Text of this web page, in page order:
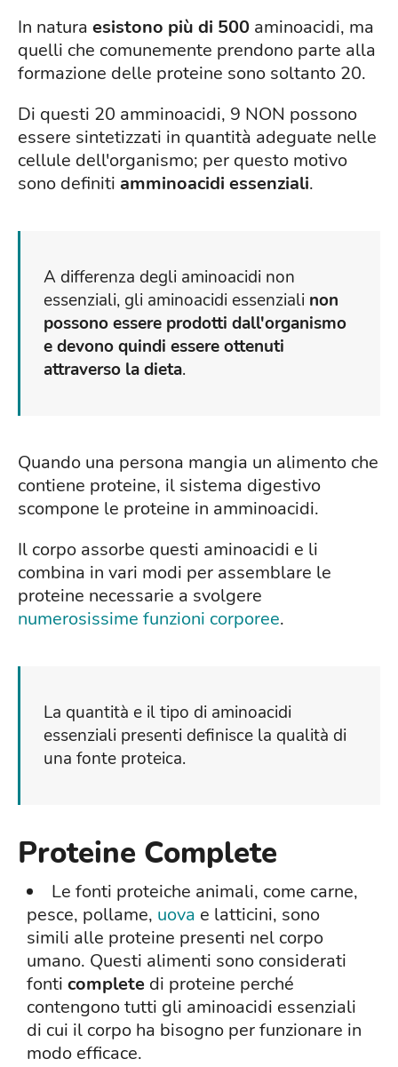
In natura esistono più di 500 aminoacidi, ma
quelli che comunemente prendono parte alla
formazione delle proteine sono soltanto 20.
Di questi 20 amminoacidi, 9 NON possono
essere sintetizzati in quantità adeguate nelle
cellule dell'organismo; per questo motivo
sono definiti amminoacidi essenziali.
A differenza degli aminoacidi non
essenziali, gli aminoacidi essenziali non
possono essere prodotti dall'organismo
e devono quindi essere ottenuti
attraverso la dieta.
Quando una persona mangia un alimento che
contiene proteine, il sistema digestivo
scompone le proteine in amminoacidi.
Il corpo assorbe questi aminoacidi e li
combina in vari modi per assemblare le
proteine necessarie a svolgere
numerosissime funzioni corporee.
La quantità e il tipo di aminoacidi
essenziali presenti definisce la qualità di
una fonte proteica.
Proteine Complete
Le fonti proteiche animali, come carne,
pesce, pollame, uova e latticini, sono
simili alle proteine presenti nel corpo
umano. Questi alimenti sono considerati
fonti complete di proteine perché
contengono tutti gli aminoacidi essenziali
di cui il corpo ha bisogno per funzionare in
modo efficace.